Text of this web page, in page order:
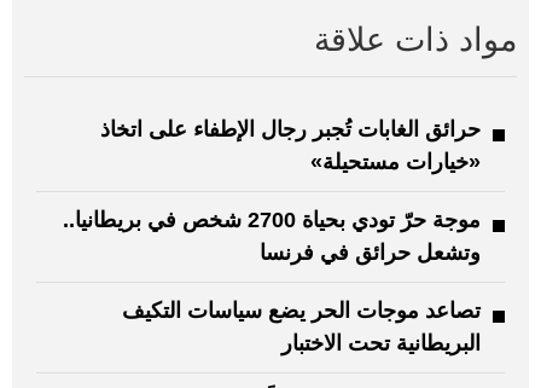
مواد ذات علاقة
حرائق الغابات تُجبر رجال الإطفاء على اتخاذ
«خيارات مستحيلة»
موجة حرّ تودي بحياة 2700 شخص في بريطانيا..
وتشعل حرائق في فرنسا
تصاعد موجات الحر يضع سياسات التكيف
البريطانية تحت الاختبار